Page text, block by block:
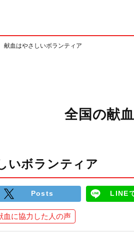
献血はやさしいボランティア
全国の献
いボランティア
Posts LINE
血に協力した人の声